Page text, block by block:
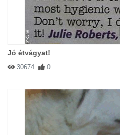
Jó étvágyat!
30674 0